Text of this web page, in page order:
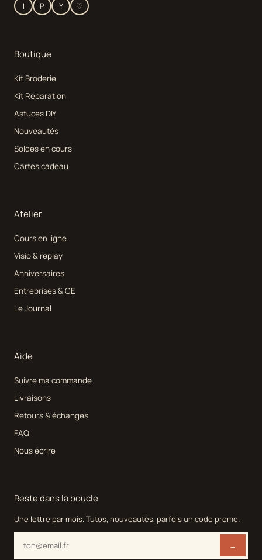
I P Y ♡
Boutique
Kit Broderie
Kit Réparation
Astuces DIY
Nouveautés
Soldes en cours
Cartes cadeau
Atelier
Cours en ligne
Visio & replay
Anniversaires
Entreprises & CE
Le Journal
Aide
Suivre ma commande
Livraisons
Retours & échanges
FAQ
Nous écrire
Reste dans la boucle
Une lettre par mois. Tutos, nouveautés, parfois un code promo.
→